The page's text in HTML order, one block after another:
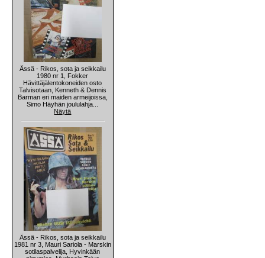
Ässä - Rikos, sota ja seikkailu
1980 nr 1, Fokker
Hävittäjälentokoneiden osto
Talvisotaan, Kenneth & Dennis
Barman eri maiden armeijoissa,
Simo Häyhän joululahja...
Näytä
Ässä - Rikos, sota ja seikkailu
1981 nr 3, Mauri Sariola - Marskin
sotilaspalvelija, Hyvinkään